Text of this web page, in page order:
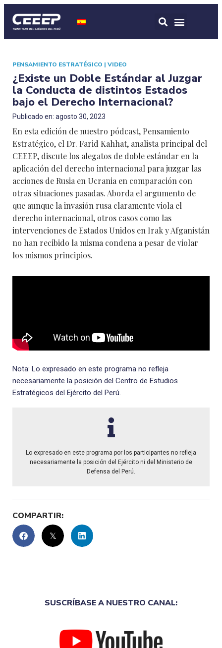
PENSAMIENTO ESTRATÉGICO | VIDEO
¿Existe un Doble Estándar al Juzgar
la Conducta de distintos Estados
bajo el Derecho Internacional?
Publicado en: agosto 30, 2023
En esta edición de nuestro pódcast, Pensamiento
Estratégico, el Dr. Farid Kahhat, analista principal del
CEEEP, discute los alegatos de doble estándar en la
aplicación del derecho internacional para juzgar las
acciones de Rusia en Ucrania en comparación con
otras situaciones pasadas. Aborda el argumento de
que aunque la invasión rusa claramente viola el
derecho internacional, otros casos como las
intervenciones de Estados Unidos en Irak y Afganistán
no han recibido la misma condena a pesar de violar
los mismos principios.
Nota: Lo expresado en este programa no refleja
necesariamente la posición del Centro de Estudios
Estratégicos del Ejército del Perú.
Lo expresado en este programa por los participantes no refleja
necesariamente la posición del Ejército ni del Ministerio de
Defensa del Perú.
COMPARTIR:
SUSCRÍBASE A NUESTRO CANAL: